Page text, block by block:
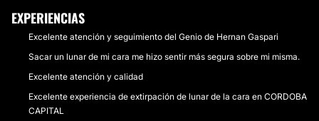
EXPERIENCIAS
Excelente atención y seguimiento del Genio de Hernan Gaspari
Sacar un lunar de mi cara me hizo sentir más segura sobre mi misma.
Excelente atención y calidad
Excelente experiencia de extirpación de lunar de la cara en CORDOBA
CAPITAL